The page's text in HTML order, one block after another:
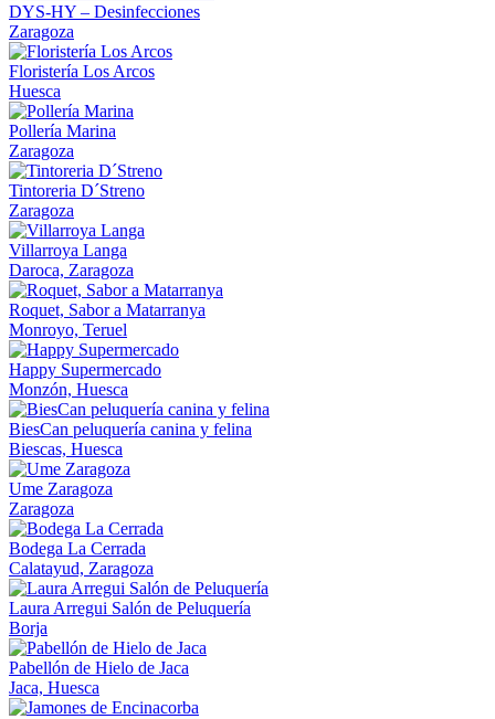
DYS-HY – Desinfecciones
Zaragoza
Floristería Los Arcos
Huesca
Pollería Marina
Zaragoza
Tintoreria D´Streno
Zaragoza
Villarroya Langa
Daroca, Zaragoza
Roquet, Sabor a Matarranya
Monroyo, Teruel
Happy Supermercado
Monzón, Huesca
BiesCan peluquería canina y felina
Biescas, Huesca
Ume Zaragoza
Zaragoza
Bodega La Cerrada
Calatayud, Zaragoza
Laura Arregui Salón de Peluquería
Borja
Pabellón de Hielo de Jaca
Jaca, Huesca